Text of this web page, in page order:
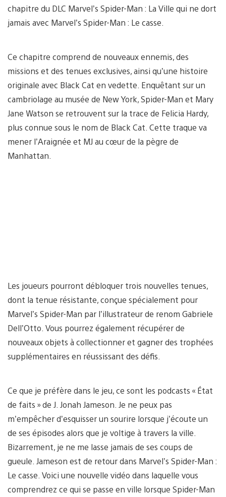
chapitre du DLC Marvel’s Spider-Man : La Ville qui ne dort
jamais avec Marvel’s Spider-Man : Le casse.
Ce chapitre comprend de nouveaux ennemis, des
missions et des tenues exclusives, ainsi qu’une histoire
originale avec Black Cat en vedette. Enquêtant sur un
cambriolage au musée de New York, Spider-Man et Mary
Jane Watson se retrouvent sur la trace de Felicia Hardy,
plus connue sous le nom de Black Cat. Cette traque va
mener l’Araignée et MJ au cœur de la pègre de
Manhattan.
Les joueurs pourront débloquer trois nouvelles tenues,
dont la tenue résistante, conçue spécialement pour
Marvel’s Spider-Man par l’illustrateur de renom Gabriele
Dell’Otto. Vous pourrez également récupérer de
nouveaux objets à collectionner et gagner des trophées
supplémentaires en réussissant des défis.
Ce que je préfère dans le jeu, ce sont les podcasts « État
de faits » de J. Jonah Jameson. Je ne peux pas
m’empêcher d’esquisser un sourire lorsque j’écoute un
de ses épisodes alors que je voltige à travers la ville.
Bizarrement, je ne me lasse jamais de ses coups de
gueule. Jameson est de retour dans Marvel’s Spider-Man :
Le casse. Voici une nouvelle vidéo dans laquelle vous
comprendrez ce qui se passe en ville lorsque Spider-Man